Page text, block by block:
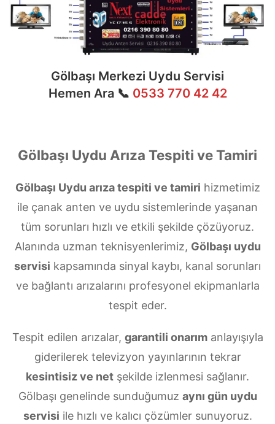
Gölbaşı Merkezi Uydu Servisi
Hemen Ara 📞 0533 770 42 42
Gölbaşı Uydu Arıza Tespiti ve Tamiri
Gölbaşı Uydu arıza tespiti ve tamiri hizmetimiz
ile çanak anten ve uydu sistemlerinde yaşanan
tüm sorunları hızlı ve etkili şekilde çözüyoruz.
Alanında uzman teknisyenlerimiz, Gölbaşı uydu
servisi kapsamında sinyal kaybı, kanal sorunları
ve bağlantı arızalarını profesyonel ekipmanlarla
tespit eder.
Tespit edilen arızalar, garantili onarımanlayışıyla
giderilerek televizyon yayınlarının tekrar
kesintisiz ve net şekilde izlenmesi sağlanır.
Gölbaşı genelinde sunduğumuz aynı gün uydu
servisi ile hızlı ve kalıcı çözümler sunuyoruz.